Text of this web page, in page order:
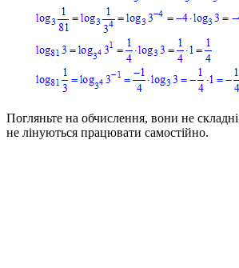
Погляньте на обчислення, вони не складні
не лінуються працювати самостійно.